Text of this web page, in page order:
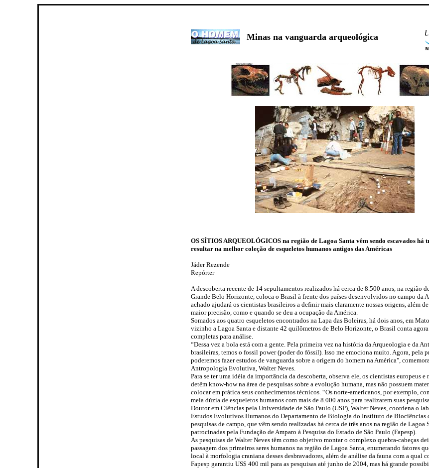
Minas na vanguarda arqueológica
OS SÍTIOS ARQUEOLÓGICOS na região de Lagoa Santa vêm sendo escavados há
resultar na melhor coleção de esqueletos humanos antigos das Américas
Jáder Rezende
Repórter
A descoberta recente de 14 sepultamentos realizados há cerca de 8.500 anos, na região
Grande Belo Horizonte, coloca o Brasil à frente dos países desenvolvidos no campo da
achado ajudará os cientistas brasileiros a definir mais claramente nossas origens, além
maior precisão, como e quando se deu a ocupação da América.
Somados aos quatro esqueletos encontrados na Lapa das Boleiras, há dois anos, em
vizinho a Lagoa Santa e distante 42 quilômetros de Belo Horizonte, o Brasil conta agora
completas para análise.
“Dessa vez a bola está com a gente. Pela primeira vez na história da Arqueologia e da
brasileiras, temos o fossil power (poder do fóssil). Isso me emociona muito. Agora, pela
poderemos fazer estudos de vanguarda sobre a origem do homem na América",
Antropologia Evolutiva, Walter Neves.
Para se ter uma idéia da importância da descoberta, observa ele, os cientistas europeus e
detêm know-how na área de pesquisas sobre a evolução humana, mas não possuem
colocar em prática seus conhecimentos técnicos. “Os norte-americanos, por exemplo,
meia dúzia de esqueletos humanos com mais de 8.000 anos para realizarem suas
Doutor em Ciências pela Universidade de São Paulo (USP), Walter Neves, coordena o
Estudos Evolutivos Humanos do Departamento de Biologia do Instituto de Biociências
pesquisas de campo, que vêm sendo realizadas há cerca de três anos na região de Lagoa
patrocinadas pela Fundação de Amparo à Pesquisa do Estado de São Paulo (Fapesp).
As pesquisas de Walter Neves têm como objetivo montar o complexo quebra-cabeças
passagem dos primeiros seres humanos na região de Lagoa Santa, enumerando fatores
local à morfologia craniana desses desbravadores, além de análise da fauna com a qual
Fapesp garantiu US$ 400 mil para as pesquisas até junho de 2004, mas há grande